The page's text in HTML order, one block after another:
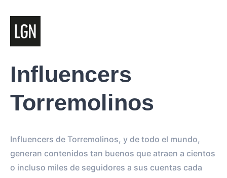
Influencers
Torremolinos
Influencers de Torremolinos, y de todo el mundo,
generan contenidos tan buenos que atraen a cientos
o incluso miles de seguidores a sus cuentas cada